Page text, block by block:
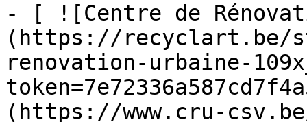
- [ ![Centre de
(https://recyclart.be/
renovation-urbaine-
(https://www.cru-